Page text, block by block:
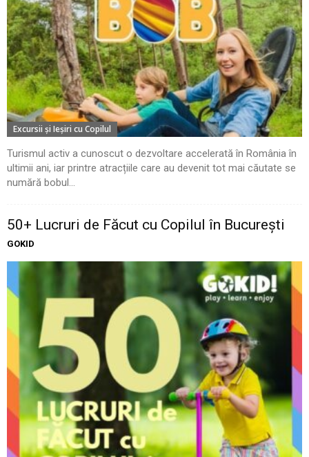
Excursii şi Ieşiri cu Copilul
Turismul activ a cunoscut o dezvoltare accelerată în România în
ultimii ani, iar printre atracțiile care au devenit tot mai căutate se
numără bobul...
50+ Lucruri de Făcut cu Copilul în București
GOKID